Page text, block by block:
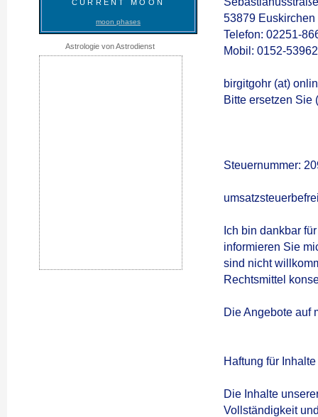
CURRENT MOON
moon phases
Astrologie von Astrodienst
53879 Euskirchen
Telefon: 02251-
Mobil: 0152-
birgitgohr (at)
Bitte ersetzen Sie
Steuernummer:
Ich bin dankbar
informieren Sie
sind nicht
Rechtsmittel
Die Angebote auf
Haftung für Inhalte
Die Inhalte
Vollständigkeit